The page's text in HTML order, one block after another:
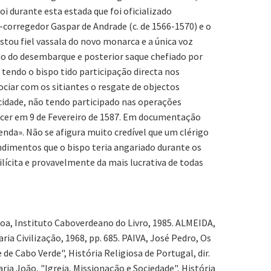
durante esta estada que foi oficializado
Gaspar de Andrade (c. de 1566-1570) e o
fiel vassala do novo monarca e a única voz
desembarque e posterior saque chefiado por
tendo o bispo tido participação directa nos
com os sitiantes o resgate de objectos
não tendo participado nas operações
em 9 de Fevereiro de 1587. Em documentação
Não se afigura muito credível que um clérigo
que o bispo teria angariado durante os
e provavelmente da mais lucrativa de todas
Instituto Caboverdeano do Livro, 1985. ALMEIDA,
Civilização, 1968, pp. 685. PAIVA, José Pedro, Os
Cabo Verde", História Religiosa de Portugal, dir.
João, "Igreja, Missionação e Sociedade", História